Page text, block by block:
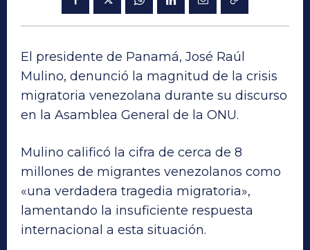
El presidente de Panamá, José Raúl
Mulino, denunció la magnitud de la crisis
migratoria venezolana durante su discurso
en la Asamblea General de la ONU.
Mulino calificó la cifra de cerca de 8
millones de migrantes venezolanos como
«una verdadera tragedia migratoria»,
lamentando la insuficiente respuesta
internacional a esta situación.